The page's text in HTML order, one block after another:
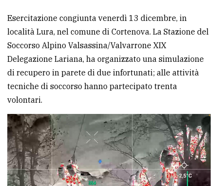
CERCA
Cerca
per
comune
Ricerca
avanzata
LE
ALTRE
TESTATE
Esercitazione congiunta venerdì 13 dicembre, in
località Lura, nel comune di Cortenova. La Stazione del
Soccorso Alpino Valsassina/Valvarrone XIX
Delegazione Lariana, ha organizzato una simulazione
di recupero in parete di due infortunati; alle attività
tecniche di soccorso hanno partecipato trenta
volontari.